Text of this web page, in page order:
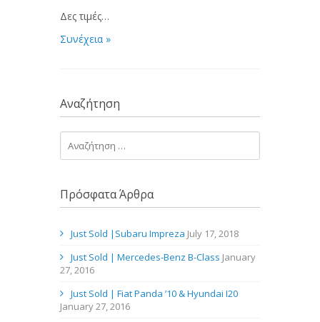
Δες τιμές…
Συνέχεια »
Αναζήτηση
Πρόσφατα Άρθρα
Just Sold |Subaru Impreza July 17, 2018
Just Sold | Mercedes-Benz B-Class January
27, 2016
Just Sold | Fiat Panda ’10 & Hyundai I20
January 27, 2016